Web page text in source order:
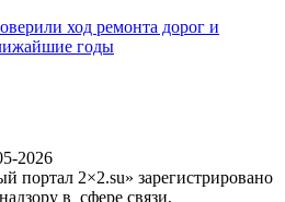
ход ремонта дорог и
годы
2026
портал 2×2.su» зарегистрировано
в сфере связи,